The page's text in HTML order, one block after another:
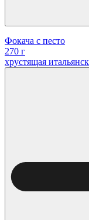
Фокача с песто
270 г
хрустящая